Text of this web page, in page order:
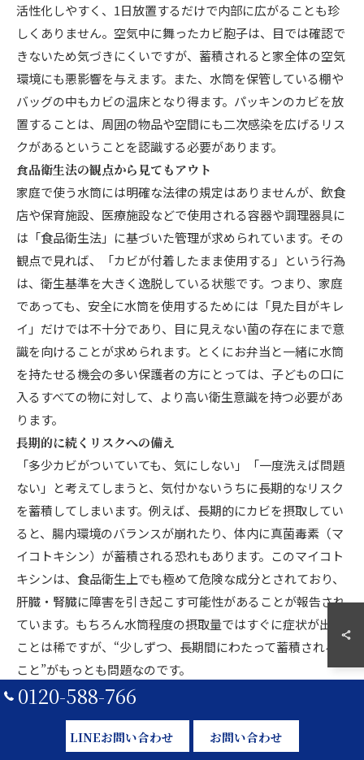
活性化しやすく、1日放置するだけで内部に広がることも珍
しくありません。空気中に舞ったカビ胞子は、目では確認で
きないため気づきにくいですが、蓄積されると家全体の空気
環境にも悪影響を与えます。また、水筒を保管している棚や
バッグの中もカビの温床となり得ます。パッキンのカビを放
置することは、周囲の物品や空間にも二次感染を広げるリス
クがあるということを認識する必要があります。
食品衛生法の観点から見てもアウト
家庭で使う水筒には明確な法律の規定はありませんが、飲食
店や保育施設、医療施設などで使用される容器や調理器具に
は「食品衛生法」に基づいた管理が求められています。その
観点で見れば、「カビが付着したまま使用する」という行為
は、衛生基準を大きく逸脱している状態です。つまり、家庭
であっても、安全に水筒を使用するためには「見た目がキレ
イ」だけでは不十分であり、目に見えない菌の存在にまで意
識を向けることが求められます。とくにお弁当と一緒に水筒
を持たせる機会の多い保護者の方にとっては、子どもの口に
入るすべての物に対して、より高い衛生意識を持つ必要があ
ります。
長期的に続くリスクへの備え
「多少カビがついていても、気にしない」「一度洗えば問題
ない」と考えてしまうと、気付かないうちに長期的なリスク
を蓄積してしまいます。例えば、長期的にカビを摂取してい
ると、腸内環境のバランスが崩れたり、体内に真菌毒素（マ
イコトキシン）が蓄積される恐れもあります。このマイコト
キシンは、食品衛生上でも極めて危険な成分とされており、
肝臓・腎臓に障害を引き起こす可能性があることが報告され
ています。もちろん水筒程度の摂取量ではすぐに症状が出る
ことは稀ですが、“少しずつ、長期間にわたって蓄積される
こと”がもっとも問題なのです。
健康を守るために今すぐできること
態の見極めと、定期的なリセットです。見た目だけで判断せ
0120-588-766
LINEお問い合わせ お問い合わせ